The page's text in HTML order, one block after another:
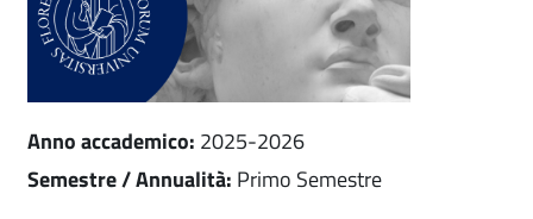
Anno accademico: 2025-2026
Semestre / Annualità: Primo Semestre